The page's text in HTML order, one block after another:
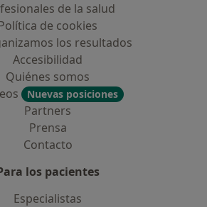
de la salud
de cookies
los resultados
Accesibilidad
Quiénes somos
Nuevas posiciones
Partners
Prensa
Contacto
los pacientes
Especialistas